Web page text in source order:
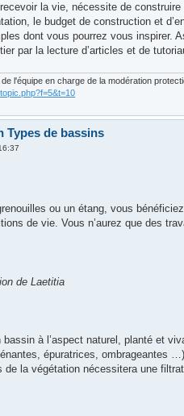
la vie, nécessite de
le budget de construction et
dont vous pourrez vous
par la lecture d’articles et de
l'équipe en charge de la modération
Types de bassins
ou un étang, vous
de vie. Vous n’aurez que des
de Laetitia
à l’aspect naturel, planté et
épuratrices, ombrageantes
la végétation nécessitera une